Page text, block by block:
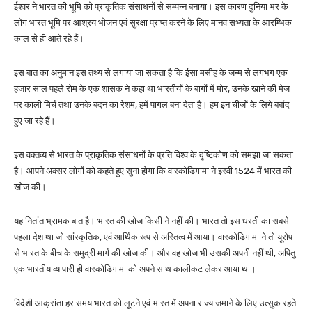
ईश्वर ने भारत की भूमि को प्राकृतिक संसाधनों से सम्पन्न बनाया। इस कारण दुनिया भर के
लोग भारत भूमि पर आश्रय भोजन एवं सुरक्षा प्राप्त करने के लिए मानव सभ्यता के आरम्भिक
काल से ही आते रहे हैं।
इस बात का अनुमान इस तथ्य से लगाया जा सकता है कि ईसा मसीह के जन्म से लगभग एक
हजार साल पहले रोम के एक शासक ने कहा था भारतीयों के बागों में मोर, उनके खाने की मेज
पर काली मिर्च तथा उनके बदन का रेशम, हमें पागल बना देता है। हम इन चीजों के लिये बर्बाद
हुए जा रहे हैं।
इस वक्तव्य से भारत के प्राकृतिक संसाधनों के प्रति विश्व के दृष्टिकोण को समझा जा सकता
है। आपने अक्सर लोगों को कहते हुए सुना होगा कि वास्कोडिगामा ने इस्वी 1524 में भारत की
खोज की।
यह नितांत भ्रामक बात है। भारत की खोज किसी ने नहीं की। भारत तो इस धरती का सबसे
पहला देश था जो सांस्कृतिक, एवं आर्थिक रूप से अस्तित्व में आया। वास्कोडिगामा ने तो यूरोप
से भारत के बीच के समुद्री मार्ग की खोज की। और वह खोज भी उसकी अपनी नहीं थी, अपितु
एक भारतीय व्यापारी ही वास्कोडिगामा को अपने साथ कालीकट लेकर आया था।
विदेशी आक्रांता हर समय भारत को लूटने एवं भारत में अपना राज्य जमाने के लिए उत्सुक रहते